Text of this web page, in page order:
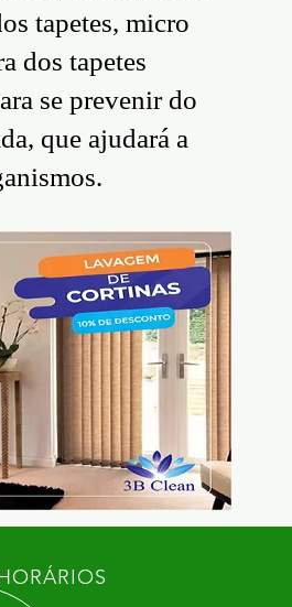
tapetes, micro
dos tapetes
se prevenir do
que ajudará a